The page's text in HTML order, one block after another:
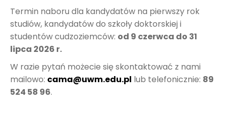
Termin naboru dla kandydatów na pierwszy rok
studiów, kandydatów do szkoły doktorskiej i
studentów cudzoziemców: od 9 czerwca do 31
lipca 2026 r.
W razie pytań możecie się skontaktować z nami
mailowo: cama@uwm.edu.pl lub telefonicznie: 89
524 58 96.